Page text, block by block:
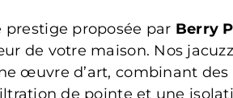
prestige proposée par Berry
de votre maison. Nos
œuvre d’art, combinant
de pointe et une